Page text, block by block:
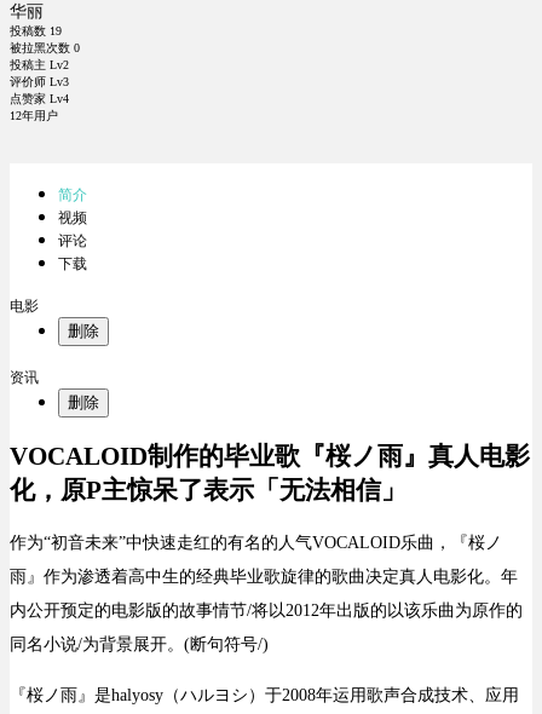
华丽
投稿数 19
被拉黑次数 0
投稿主 Lv2
评价师 Lv3
点赞家 Lv4
12年用户
简介
视频
评论
下载
电影
删除
资讯
删除
VOCALOID制作的毕业歌『桜ノ雨』真人电影
化，原P主惊呆了表示「无法相信」
作为“初音未来”中快速走红的有名的 人气VOCALOID乐曲 ，『桜ノ
雨』作为渗透着高中生的经典毕业歌旋律的歌曲决定真人 电影化。年
内公开预定的电影版的故事情节/将以2012年出版的以该乐曲为 原作的
同名小说/为背景展开。(断句符号/)
『桜ノ雨』是halyosy（ハルヨシ）于2008年运用歌声合成技术
应用